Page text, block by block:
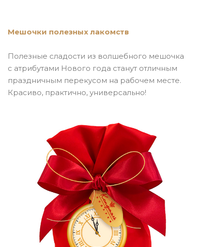
Мешочки полезных лакомств
Полезные сладости из волшебного мешочка
с атрибутами Нового года станут отличным
праздничным перекусом на рабочем месте.
Красиво, практично, универсально!